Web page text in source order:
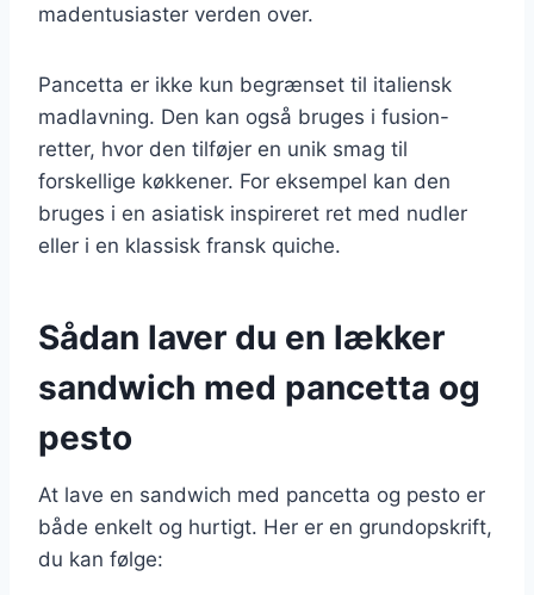
madentusiaster verden over.
Pancetta er ikke kun begrænset til italiensk
madlavning. Den kan også bruges i fusion-
retter, hvor den tilføjer en unik smag til
forskellige køkkener. For eksempel kan den
bruges i en asiatisk inspireret ret med nudler
eller i en klassisk fransk quiche.
Sådan laver du en lækker
sandwich med pancetta og
pesto
At lave en sandwich med pancetta og pesto er
både enkelt og hurtigt. Her er en grundopskrift,
du kan følge: